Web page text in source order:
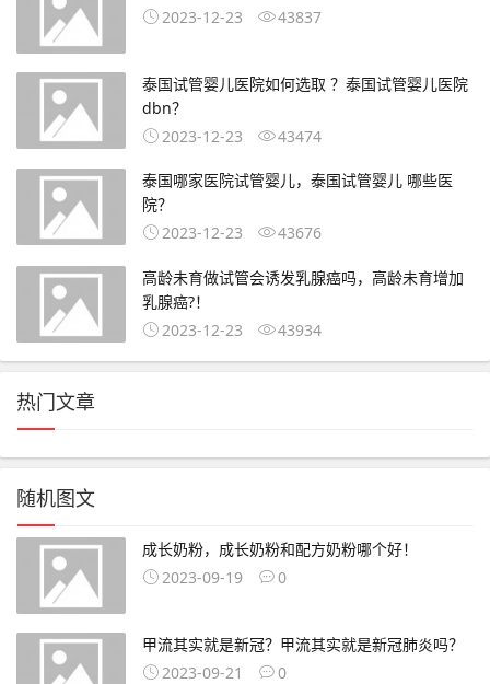
2023-12-23
43837
泰国试管婴儿医院如何选取 ？泰国试管婴儿医院
dbn？
2023-12-23
43474
泰国哪家医院试管婴儿，泰国试管婴儿 哪些医
院？
2023-12-23
43676
高龄未育做试管会诱发乳腺癌吗，高龄未育增加
乳腺癌?！
2023-12-23
43934
热门文章
随机图文
成长奶粉，成长奶粉和配方奶粉哪个好！
2023-09-19
0
甲流其实就是新冠？甲流其实就是新冠肺炎吗？
2023-09-21
0